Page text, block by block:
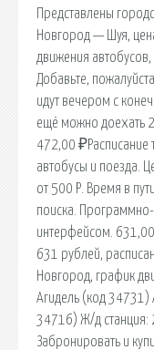
Представлены
Новгород — Шуя,
движения
Добавьте,
идут вечером с
ещё можно доехать
472,00 ₽Расписание
автобусы и поезда.
от 500 Р. Время в
поиска.
интерфейсом.
631 рублей,
Новгород, график
Агидель (код 34731)
34716) Ж/д
Забронировать и